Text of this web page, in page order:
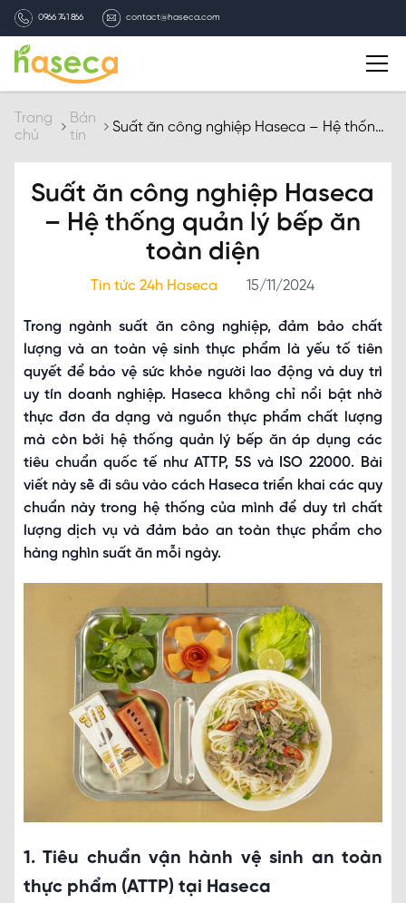
0966 741 866 contact@haseca.com
Giới thiệu
Chọn Haseca
Dịch vụ
Tuyển dụng
Liên hệ
Trang
chủ
Bản
tin
Suất ăn công nghiệp Haseca – Hệ thống
Suất ăn công nghiệp Haseca
– Hệ thống quản lý bếp ăn
toàn diện
Tin tức 24h Haseca 15/11/2024
Trong ngành suất ăn công nghiệp, đảm bảo chất
lượng và an toàn vệ sinh thực phẩm là yếu tố tiên
quyết để bảo vệ sức khỏe người lao động và duy trì
uy tín doanh nghiệp. Haseca không chỉ nổi bật nhờ
thực đơn đa dạng và nguồn thực phẩm chất lượng
mà còn bởi hệ thống quản lý bếp ăn áp dụng các
tiêu chuẩn quốc tế như ATTP, 5S và ISO 22000. Bài
viết này sẽ đi sâu vào cách Haseca triển khai các quy
chuẩn này trong hệ thống của mình để duy trì chất
lượng dịch vụ và đảm bảo an toàn thực phẩm cho
hàng nghìn suất ăn mỗi ngày.
1. Tiêu chuẩn vận hành vệ sinh an toàn
thực phẩm (ATTP) tại Haseca